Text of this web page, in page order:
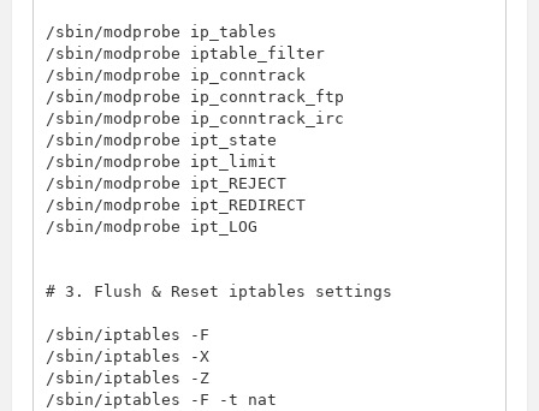
/sbin/modprobe ip_tables
/sbin/modprobe iptable_filter
/sbin/modprobe ip_conntrack
/sbin/modprobe ip_conntrack_ftp
/sbin/modprobe ip_conntrack_irc
/sbin/modprobe ipt_state
/sbin/modprobe ipt_limit
/sbin/modprobe ipt_REJECT
/sbin/modprobe ipt_REDIRECT
/sbin/modprobe ipt_LOG
# 3. Flush & Reset iptables settings
/sbin/iptables -F
/sbin/iptables -X
/sbin/iptables -Z
/sbin/iptables -F -t nat